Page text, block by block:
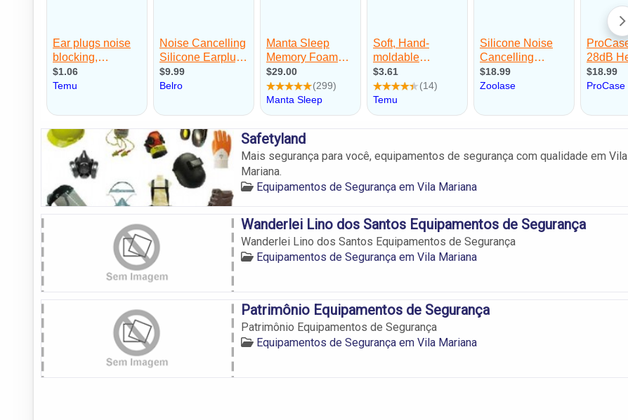
Safetyland
Mais segurança para você, equipamentos de segurança com qualidade em Vila
Mariana.
Equipamentos de Segurança em Vila Mariana
Wanderlei Lino dos Santos Equipamentos de Segurança
Wanderlei Lino dos Santos Equipamentos de Segurança
Equipamentos de Segurança em Vila Mariana
Patrimônio Equipamentos de Segurança
Patrimônio Equipamentos de Segurança
Equipamentos de Segurança em Vila Mariana